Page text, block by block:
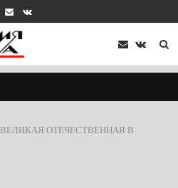
ВЕЛИКАЯ ОТЕЧЕСТВЕННАЯ В